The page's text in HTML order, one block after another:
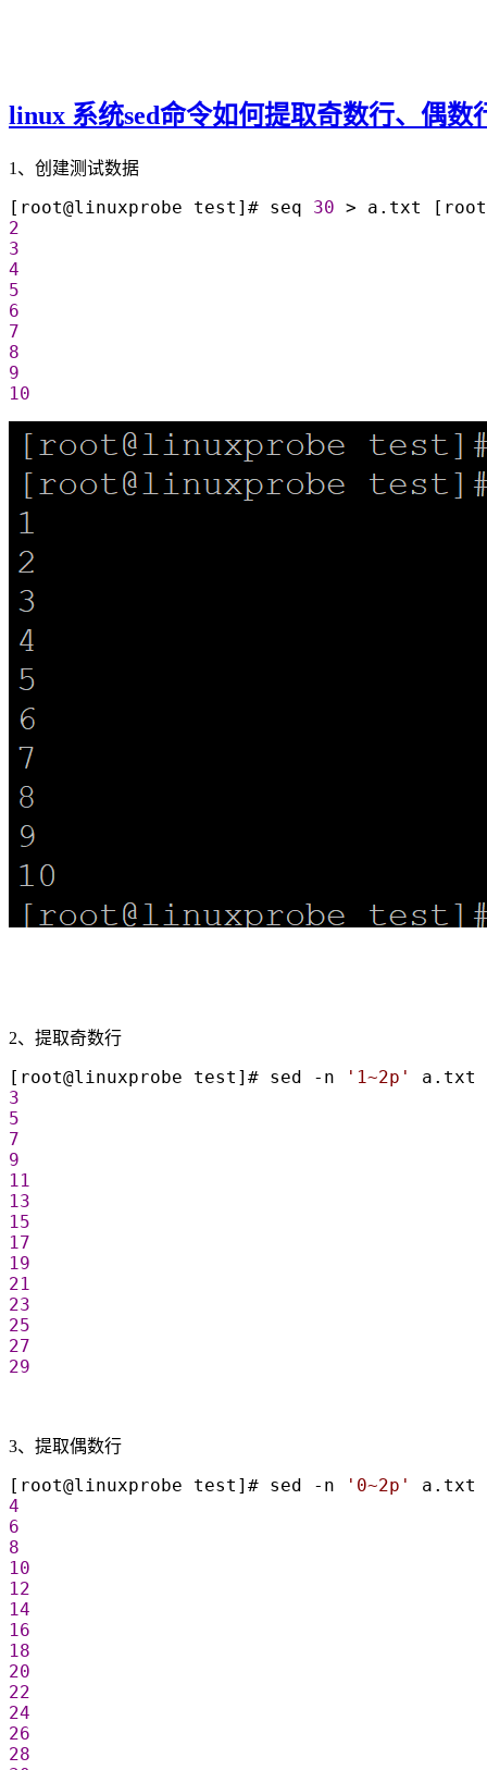
linux 系统sed命令如何提取奇数行、偶数
1、创建测试数据
[root@linuxprobe test]# seq 30 > a.txt
2
3
4
5
6
7
8
9
10
2、提取奇数行
[root@linuxprobe test]# sed -n ' 1~2p '
a.txt
3
5
7
9
11
13
15
17
19
21
23
25
27
29
3、提取偶数行
[root@linuxprobe test]# sed -n ' 0~2p '
a.txt
4
6
8
10
12
14
16
18
20
22
24
26
28